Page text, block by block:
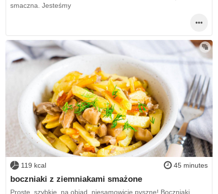
smaczna. Jesteśmy
119 kcal 45 minutes
boczniaki z ziemniakami smażone
Proste, szybkie, na obiad, niesamowicie pyszne! Boczniaki